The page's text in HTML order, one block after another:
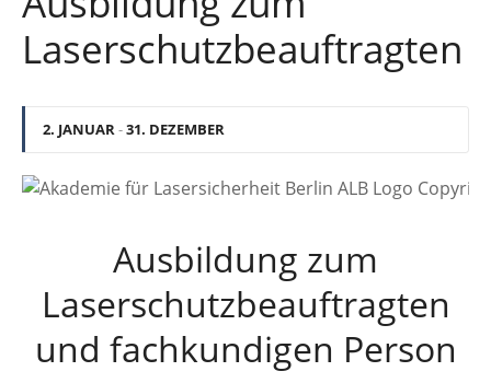
Laserschutzbeauftragten
2. JANUAR-31. DEZEMBER
Ausbildung zum
Laserschutzbeauftragten
und fachkundigen Person